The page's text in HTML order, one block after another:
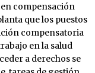
compensación
que los puestos
compensatoria
en la salud
a derechos se